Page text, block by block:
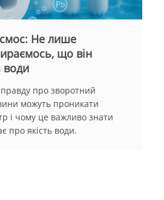
Не лише
що він
води
про зворотний
можуть проникати
і чому це важливо знати
про якість води.